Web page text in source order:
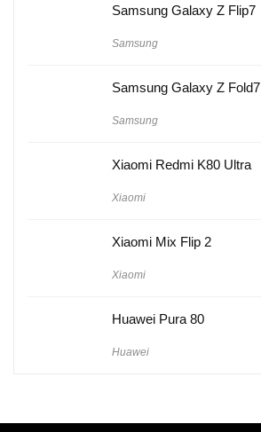
Samsung Galaxy Z Flip7
Samsung
Samsung Galaxy Z Fold7
Samsung
Xiaomi Redmi K80 Ultra
Xiaomi
Xiaomi Mix Flip 2
Xiaomi
Huawei Pura 80
Huawei